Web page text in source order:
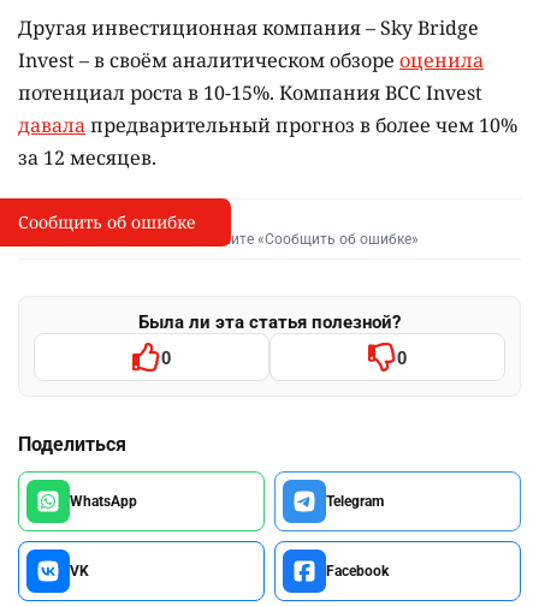
Другая инвестиционная компания – Sky Bridge
Invest – в своём аналитическом обзоре оценила
потенциал роста в 10-15%. Компания BCC Invest
давалапредварительный прогноз в более чем 10%
за 12 месяцев.
I
Сообщить об опечатке
Выделите фрагмент и нажмите «Сообщить об ошибке»
Была ли эта статья полезной?
0 0
Поделиться
WhatsApp Telegram
VK Facebook
Сообщить об ошибке